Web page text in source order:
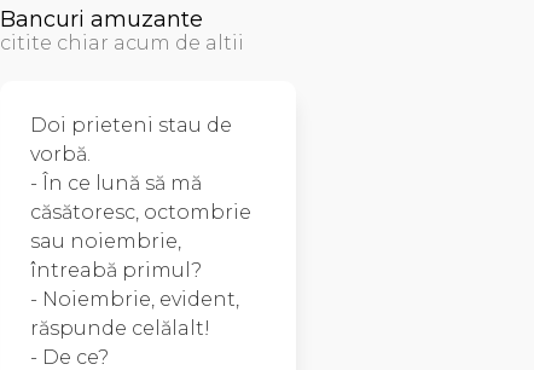
Bancuri amuzante
citite chiar acum de altii
Doi prieteni stau de
vorbă.
- În ce lună să mă
căsătoresc, octombrie
sau noiembrie,
întreabă primul?
- Noiembrie, evident,
răspunde celălalt!
- De ce?